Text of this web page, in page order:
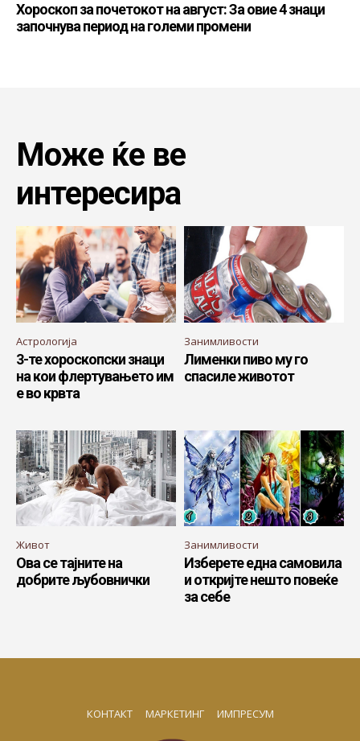
Хороскоп за почетокот на август: За овие 4 знаци
започнува период на големи промени
Може ќе ве
интересира
Астрологија
3-те хороскопски знаци
на кои флертувањето им
е во крвта
Занимливости
Лименки пиво му го
спасиле животот
Живот
Ова се тајните на
добрите љубовнички
Занимливости
Изберете една самовила
и откријте нешто повеќе
за себе
КОНТАКТ МАРКЕТИНГ ИМПРЕСУМ